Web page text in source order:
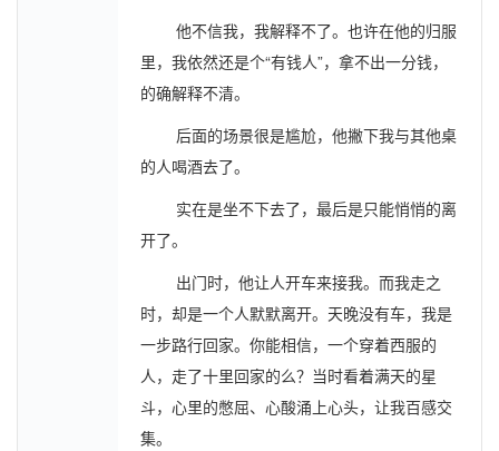
他不信我，我解释不了。也许在他的归服
里，我依然还是个“有钱人”，拿不出一分钱，
的确解释不清。
后面的场景很是尴尬，他撇下我与其他桌
的人喝酒去了。
实在是坐不下去了，最后是只能悄悄的离
开了。
出门时，他让人开车来接我。而我走之
时，却是一个人默默离开。天晚没有车，我是
一步路行回家。你能相信，一个穿着西服的
人，走了十里回家的么？当时看着满天的星
斗，心里的憋屈、心酸涌上心头，让我百感交
集。